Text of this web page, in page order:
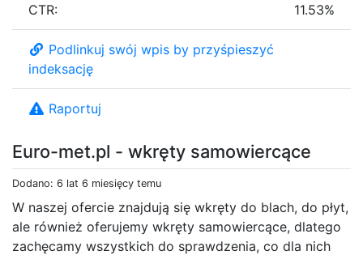
Euro-met.pl - wkręty samowiercące
Dodano: 6 lat 6 miesięcy temu
W naszej ofercie znajdują się wkręty do blach, do płyt,
ale również oferujemy wkręty samowiercące, dlatego
zachęcamy wszystkich do sprawdzenia, co dla nich
CTR: 11.53%
Podlinkuj swój wpis by przyśpieszyć
indeksację
Raportuj